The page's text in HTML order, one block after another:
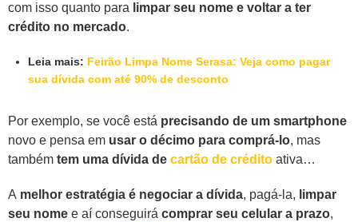
com isso quanto para limpar seu nome e voltar a ter
crédito no mercado.
Leia mais: Feirão Limpa Nome Serasa: Veja como pagar
sua dívida com até 90% de desconto
Por exemplo, se você está precisando de um smartphone
novo e pensa em usar o décimo para comprá-lo, mas
também tem uma dívida de cartão de crédito ativa…
A melhor estratégia é negociar a dívida, pagá-la, limpar
seu nome e aí conseguirá comprar seu celular a prazo,